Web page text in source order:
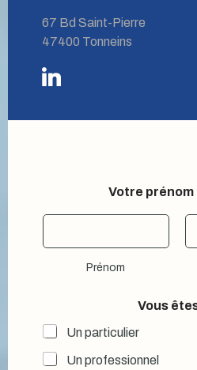
67 Bd Saint-Pierre
47400 Tonneins
a
l
Votre prénom
Prénom
Vous
Un particulier
Un professionnel